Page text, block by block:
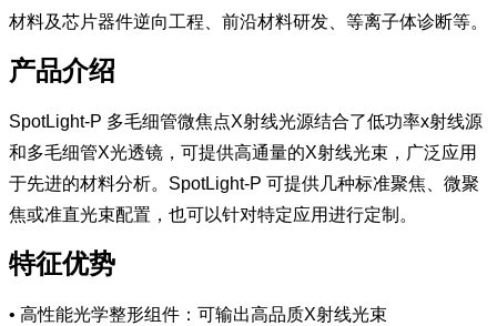
材料及芯片器件逆向工程、前沿材料研发、等离子体诊断等。
产品介绍
SpotLight-P 多毛细管微焦点X射线光源结合了低功率x射线源
和多毛细管X光透镜，可提供高通量的X射线光束，广泛应用
于先进的材料分析。SpotLight-P 可提供几种标准聚焦、微聚
焦或准直光束配置，也可以针对特定应用进行定制。
特征优势
• 高性能光学整形组件：可输出高品质X射线光束